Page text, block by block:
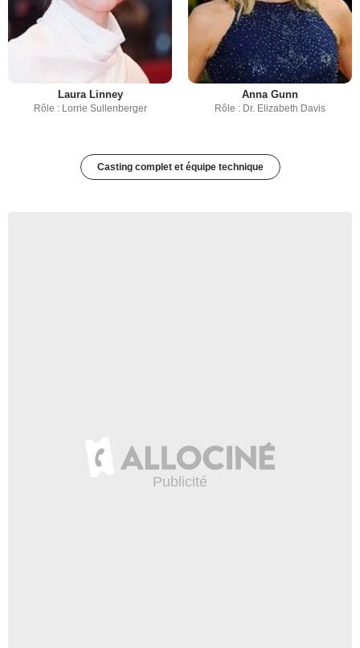
Laura Linney
Rôle : Lorrie Sullenberger
Anna Gunn
Rôle : Dr. Elizabeth Davis
Casting complet et équipe technique